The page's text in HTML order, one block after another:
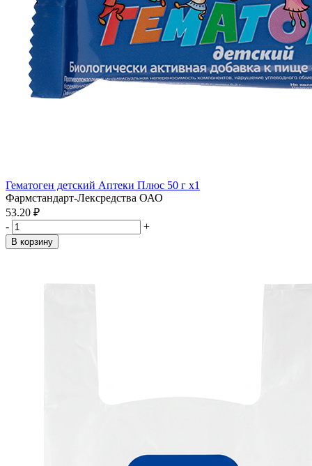
Гематоген детский Аптеки Плюс 50 г x1
Фармстандарт-Лексредства ОАО
53.20 ₽
-
+
В корзину